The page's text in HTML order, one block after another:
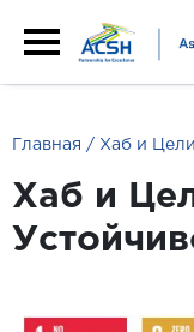
Главная Хаб и
Хаб и